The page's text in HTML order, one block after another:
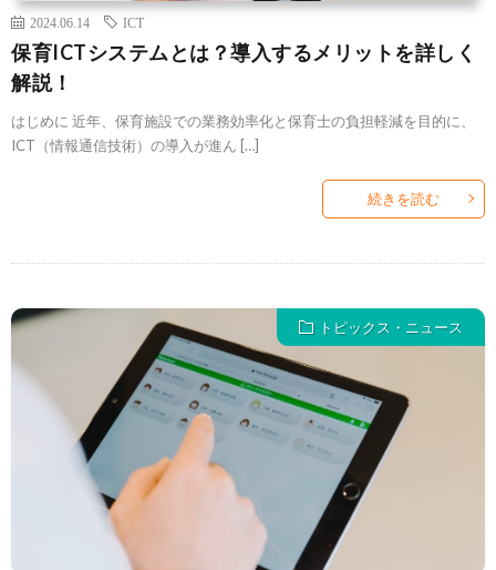
2024.06.14 ICT
保育ICTシステムとは？導入するメリットを詳しく
解説！
はじめに 近年、保育施設での業務効率化と保育士の負担軽減を目的に、
ICT（情報通信技術）の導入が進ん […]
続きを読む
トピックス・ニュース